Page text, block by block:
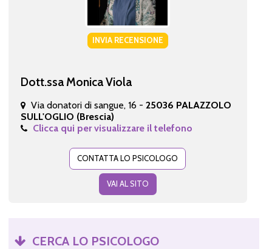
INVIA RECENSIONE
Dott.ssa Monica Viola
Via donatori di sangue, 16 - 25036 PALAZZOLO
SULL'OGLIO (Brescia)
Clicca qui per visualizzare il telefono
CONTATTA LO PSICOLOGO
VAI AL SITO
CERCA LO PSICOLOGO